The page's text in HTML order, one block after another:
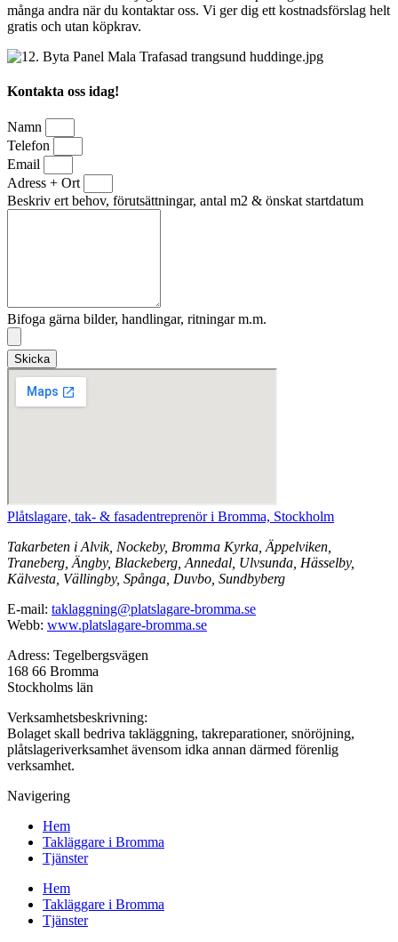
många andra när du kontaktar oss. Vi ger dig ett kostnadsförslag helt
gratis och utan köpkrav.
Kontakta oss idag!
Namn
Telefon
Email
Adress + Ort
Beskriv ert behov, förutsättningar, antal m2 & önskat startdatum
Bifoga gärna bilder, handlingar, ritningar m.m.
Skicka
Plåtslagare, tak- & fasadentreprenör i Bromma, Stockholm
Takarbeten i Alvik, Nockeby, Bromma Kyrka, Äppelviken,
Traneberg, Ängby, Blackeberg, Annedal, Ulvsunda, Hässelby,
Kälvesta, Vällingby, Spånga, Duvbo, Sundbyberg
E-mail: taklaggning@platslagare-bromma.se
Webb: www.platslagare-bromma.se
Adress: Tegelbergsvägen
168 66 Bromma
Stockholms län
Verksamhetsbeskrivning:
Bolaget skall bedriva takläggning, takreparationer, snöröjning,
plåtslageriverksamhet ävensom idka annan därmed förenlig
verksamhet.
Navigering
Hem
Takläggare i Bromma
Tjänster
Hem
Takläggare i Bromma
Tjänster